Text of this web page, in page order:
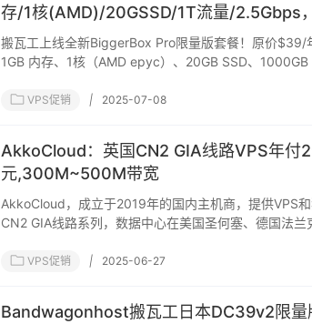
存/1核(AMD)/20GSSD/1T流量/2.5Gbps
搬瓦工上线全新BiggerBox Pro限量版套餐！原价$39/
1GB 内存、1核（AMD epyc）、20GB SSD、
VPS促销 | 2025-07-08
AkkoCloud：英国CN2 GIA线路VPS年付
元,300M~500M带宽
AkkoCloud，成立于2019年的国内主机商，提供VPS
CN2 GIA线路系列，数据中心在美国圣何塞、德国法
VPS促销 | 2025-06-27
Bandwagonhost搬瓦工日本DC39v2限量